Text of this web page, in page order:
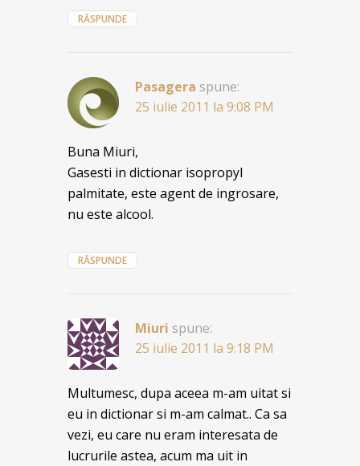
RĂSPUNDE
Pasagera spune:
25 iulie 2011 la 9:08 PM
Buna Miuri,
Gasesti in dictionar isopropyl
palmitate, este agent de ingrosare,
nu este alcool.
RĂSPUNDE
Miuri spune:
25 iulie 2011 la 9:18 PM
Multumesc, dupa aceea m-am uitat si
eu in dictionar si m-am calmat.. Ca sa
vezi, eu care nu eram interesata de
lucrurile astea, acum ma uit in